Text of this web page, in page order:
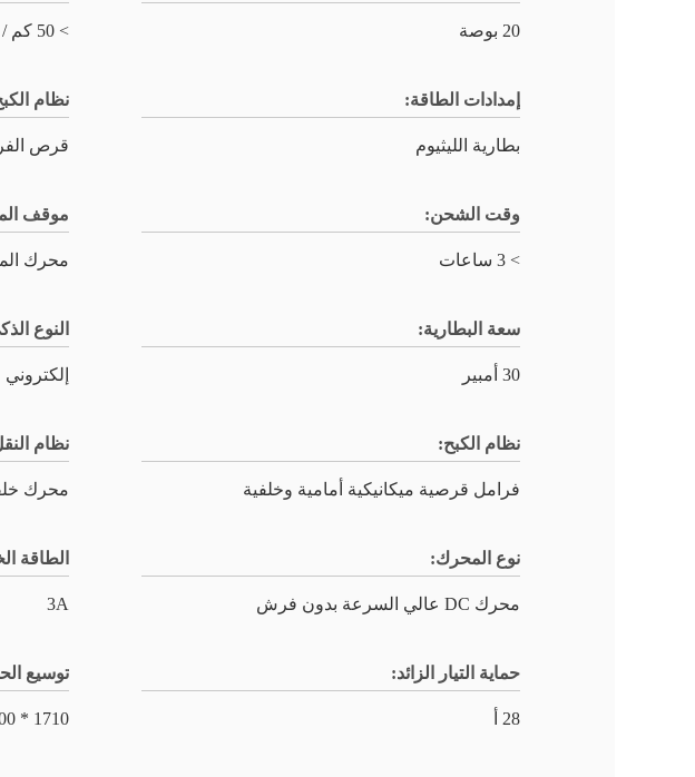
20 بوصة > 50 كم / ساعة
إمدادات الطاقة:
بطارية الليثيوم
نظام
قرص
وقت الشحن:
> 3 ساعات
موقف
محرك
سعة البطارية:
30 أمبير
النوع
إلكتروني
نظام الكبح:
فرامل قرصية ميكانيكية أمامية وخلفية
نظام
محرك
نوع المحرك:
محرك DC عالي السرعة بدون فرش
الطاقة
3A
حماية التيار الزائد:
28 أ
توسيع
1710 * 600 * 1100 مم